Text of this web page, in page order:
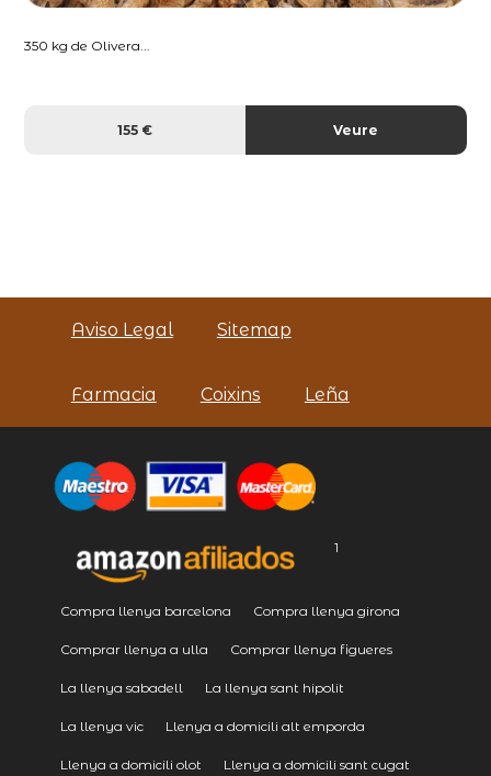
350 kg de Olivera...
155 € Veure
Aviso Legal Sitemap
Farmacia Coixins Leña
1
Compra llenya barcelona Compra llenya girona
Comprar llenya a ulla Comprar llenya figueres
La llenya sabadell La llenya sant hipolit
La llenya vic Llenya a domicili alt emporda
Llenya a domicili olot Llenya a domicili sant cugat